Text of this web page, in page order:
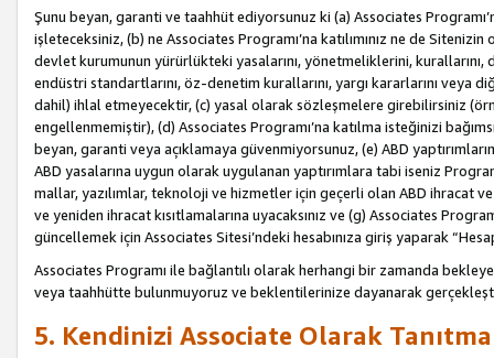
Şunu beyan, garanti ve taahhüt ediyorsunuz ki (a) Associates
işleteceksiniz, (b) ne Associates Programı’na katılımınız ne de
devlet kurumunun yürürlükteki yasalarını, yönetmeliklerini,
endüstri standartlarını, öz-denetim kurallarını, yargı kararlarını
dahil) ihlal etmeyecektir, (c) yasal olarak sözleşmelere girebilirsiniz
engellenmemiştir), (d) Associates Programı’na katılma isteğinizi
beyan, garanti veya açıklamaya güvenmiyorsunuz, (e) ABD
ABD yasalarına uygun olarak uygulanan yaptırımlara tabi iseniz
mallar, yazılımlar, teknoloji ve hizmetler için geçerli olan ABD ihracat
ve yeniden ihracat kısıtlamalarına uyacaksınız ve (g) Associates
güncellemek için Associates Sitesi’ndeki hesabınıza giriş yaparak
Associates Programı ile bağlantılı olarak herhangi bir zamanda
veya taahhütte bulunmuyoruz ve beklentilerinize dayanarak
5. Kendinizi Associate Olarak